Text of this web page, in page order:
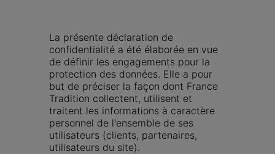
La présente déclaration de
confidentialité a été élaborée en vue
de définir les engagements pour la
protection des données. Elle a pour
but de préciser la façon dont France
Tradition collectent, utilisent et
traitent les informations à caractère
personnel de l'ensemble de ses
utilisateurs (clients, partenaires,
utilisateurs du site).